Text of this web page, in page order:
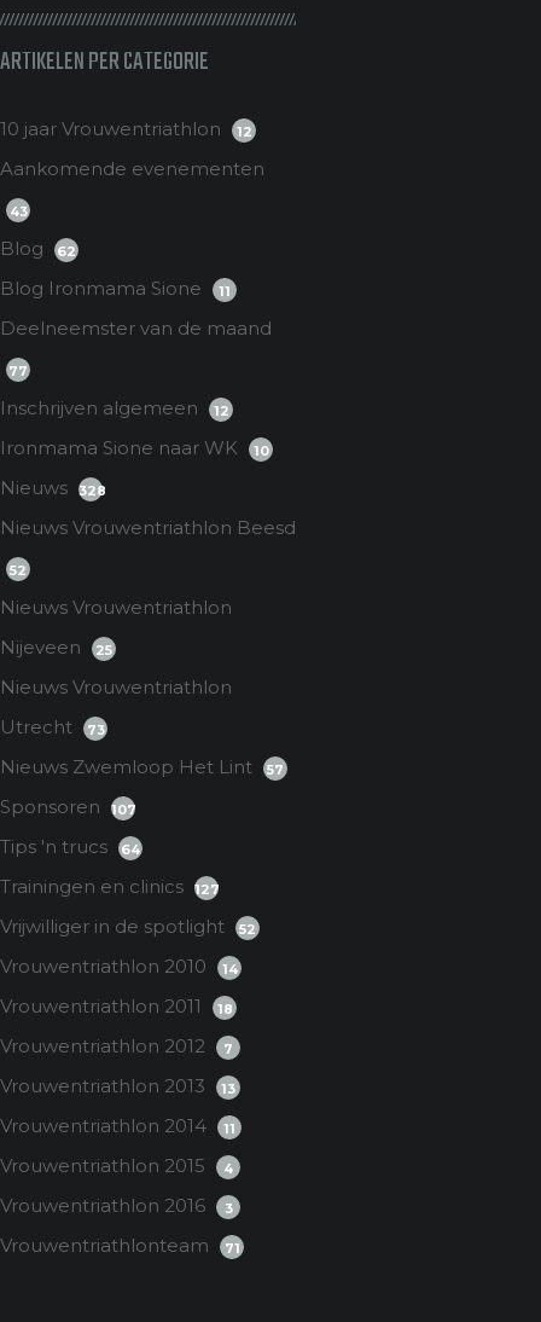
ARTIKELEN PER CATEGORIE
10 jaar Vrouwentriathlon 12
Aankomende evenementen
43
Blog 62
Blog Ironmama Sione 11
Deelneemster van de maand
77
Inschrijven algemeen 12
Ironmama Sione naar WK 10
Nieuws 328
Nieuws Vrouwentriathlon Beesd
52
Nieuws Vrouwentriathlon
Nijeveen
25
Nieuws Vrouwentriathlon
Utrecht
73
Nieuws Zwemloop Het Lint 57
Sponsoren 107
Tips 'n trucs 64
Trainingen en clinics 127
Vrijwilliger in de spotlight 52
Vrouwentriathlon 2010 14
Vrouwentriathlon 2011 18
Vrouwentriathlon 2012 7
Vrouwentriathlon 2013 13
Vrouwentriathlon 2014 11
Vrouwentriathlon 2015 4
Vrouwentriathlon 2016 3
Vrouwentriathlonteam 71